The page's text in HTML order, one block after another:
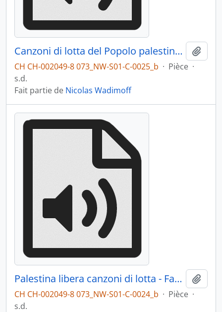
Canzoni di lotta del Popolo palestinense Marcel Kalifè Al Mayadine - Face B
CH CH-002049-8 073_NW-S01-C-0025_b · Pièce ·
s.d.
Fait partie de Nicolas Wadimoff
Palestina libera canzoni di lotta - Face B
CH CH-002049-8 073_NW-S01-C-0024_b · Pièce ·
s.d.